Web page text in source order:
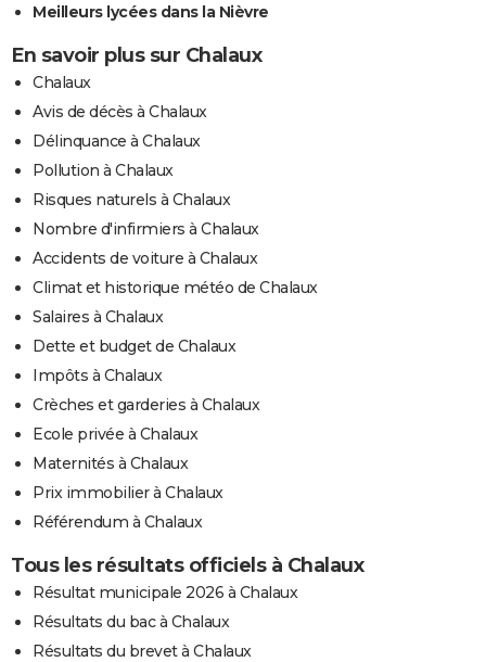
Meilleurs lycées dans la Nièvre
En savoir plus sur Chalaux
Chalaux
Avis de décès à Chalaux
Délinquance à Chalaux
Pollution à Chalaux
Risques naturels à Chalaux
Nombre d'infirmiers à Chalaux
Accidents de voiture à Chalaux
Climat et historique météo de Chalaux
Salaires à Chalaux
Dette et budget de Chalaux
Impôts à Chalaux
Crèches et garderies à Chalaux
Ecole privée à Chalaux
Maternités à Chalaux
Prix immobilier à Chalaux
Référendum à Chalaux
Tous les résultats officiels à Chalaux
Résultat municipale 2026 à Chalaux
Résultats du bac à Chalaux
Résultats du brevet à Chalaux